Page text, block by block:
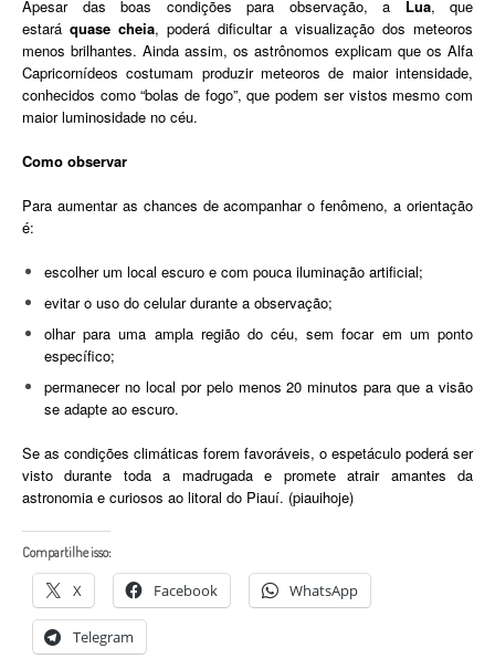
Apesar das boas condições para observação, a Lua, que
estará quase cheia, poderá dificultar a visualização dos meteoros
menos brilhantes. Ainda assim, os astrônomos explicam que os Alfa
Capricornídeos costumam produzir meteoros de maior intensidade,
conhecidos como “bolas de fogo”, que podem ser vistos mesmo com
maior luminosidade no céu.
Como observar
Para aumentar as chances de acompanhar o fenômeno, a orientação
é:
escolher um local escuro e com pouca iluminação artificial;
evitar o uso do celular durante a observação;
olhar para uma ampla região do céu, sem focar em um ponto
específico;
permanecer no local por pelo menos 20 minutos para que a visão
se adapte ao escuro.
Se as condições climáticas forem favoráveis, o espetáculo poderá ser
visto durante toda a madrugada e promete atrair amantes da
astronomia e curiosos ao litoral do Piauí. (piauihoje)
Compartilhe isso:
X Facebook WhatsApp
Telegram